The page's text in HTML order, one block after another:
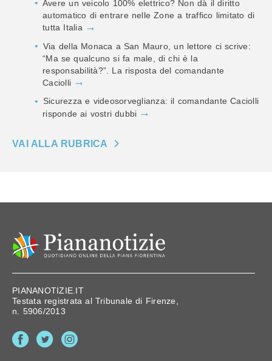
Avere un veicolo 100% elettrico? Non dà il diritto
automatico di entrare nelle Zone a traffico limitato di
tutta Italia
Via della Monaca a San Mauro, un lettore ci scrive:
“Ma se qualcuno si fa male, di chi è la
responsabilità?”. La risposta del comandante
Caciolli
Sicurezza e videosorveglianza: il comandante Caciolli
risponde ai vostri dubbi
VAI ALLA RUBRICA
PIANANOTIZIE.IT
Testata registrata al Tribunale di Firenze,
n. 5906/2013